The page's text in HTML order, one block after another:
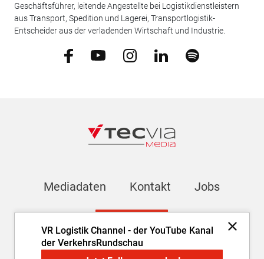
VR Logistik Channel - der YouTube Kanal
der VerkehrsRundschau
Geschäftsführer, leitende Angestellte bei Logistikdienstleistern
aus Transport, Spedition und Lagerei, Transportlogistik-
Entscheider aus der verladenden Wirtschaft und Industrie.
Mediadaten Kontakt Jobs